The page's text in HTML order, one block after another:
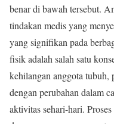
benar di bawah tersebut.
tindakan medis yang
yang signifikan pada
fisik adalah salah satu
kehilangan anggota tubuh,
dengan perubahan dalam
aktivitas sehari-hari.